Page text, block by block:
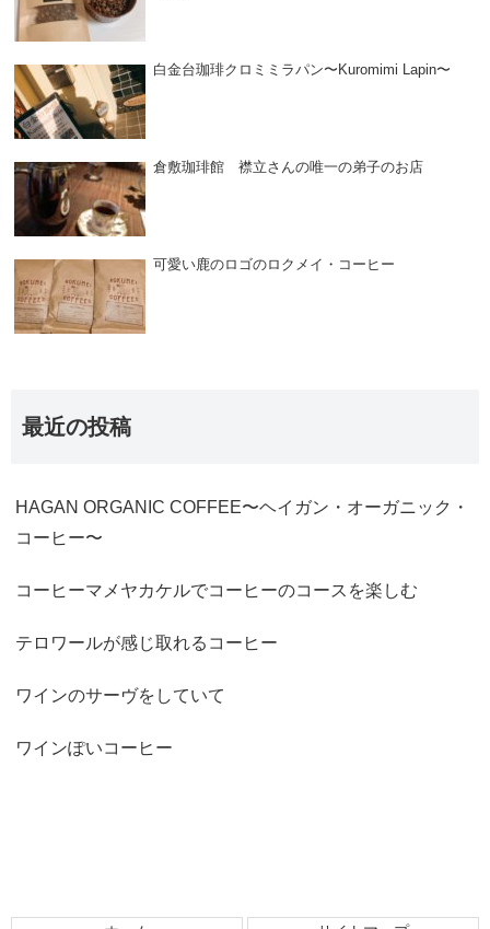
白金台珈琲クロミミラパン〜Kuromimi Lapin〜
倉敷珈琲館 襟立さんの唯一の弟子のお店
可愛い鹿のロゴのロクメイ・コーヒー
最近の投稿
HAGAN ORGANIC COFFEE〜ヘイガン・オーガニック・
コーヒー〜
コーヒーマメヤカケルでコーヒーのコースを楽しむ
テロワールが感じ取れるコーヒー
ワインのサーヴをしていて
ワインぽいコーヒー